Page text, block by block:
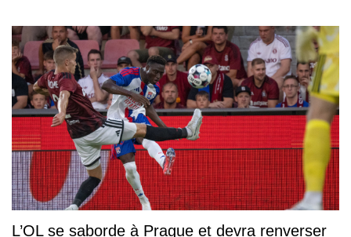
L’OL se saborde à Prague et devra renverser